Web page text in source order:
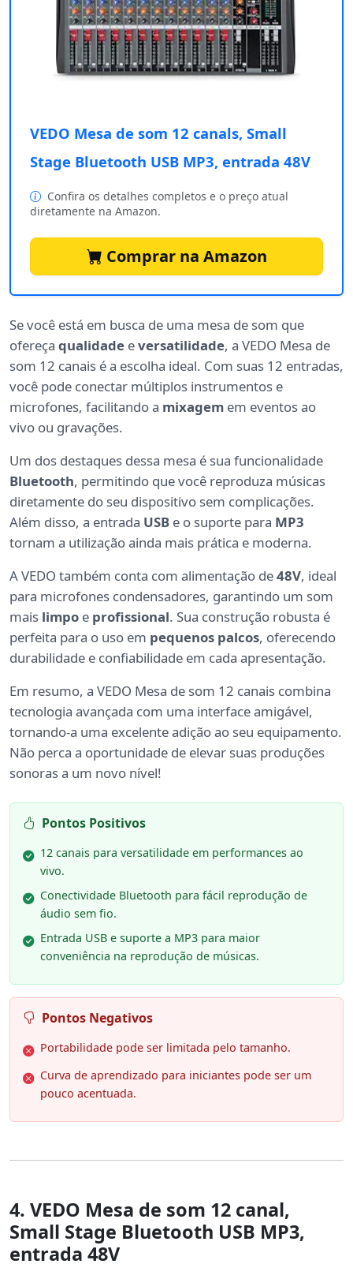
VEDO Mesa de som 12 canals, Small
Stage Bluetooth USB MP3, entrada 48V
Confira os detalhes completos e o preço atual
diretamente na Amazon.
Comprar na Amazon
Se você está em busca de uma mesa de som que
ofereça qualidade eversatilidade, a VEDO Mesa de
som 12 canais é a escolha ideal. Com suas 12 entradas,
você pode conectar múltiplos instrumentos e
microfones, facilitando a mixagem em eventos ao
vivo ou gravações.
Um dos destaques dessa mesa é sua funcionalidade
Bluetooth, permitindo que você reproduza músicas
diretamente do seu dispositivo sem complicações.
Além disso, a entrada USB e o suporte para MP3
tornam a utilização ainda mais prática e moderna.
A VEDO também conta com alimentação de48V, ideal
para microfones condensadores, garantindo um som
mais limpo e profissional. Sua construção robusta é
perfeita para o uso em pequenos palcos, oferecendo
durabilidade e confiabilidade em cada apresentação.
Em resumo, a VEDO Mesa de som 12 canais combina
tecnologia avançada com uma interface amigável,
tornando-a uma excelente adição ao seu equipamento.
Não perca a oportunidade de elevar suas produções
sonoras a um novo nível!
Pontos Positivos
12 canais para versatilidade em performances ao
vivo.
Conectividade Bluetooth para fácil reprodução de
áudio sem fio.
Entrada USB e suporte a MP3 para maior
conveniência na reprodução de músicas.
Pontos Negativos
Portabilidade pode ser limitada pelo tamanho.
Curva de aprendizado para iniciantes pode ser um
pouco acentuada.
4. VEDO Mesa de som 12 canal,
Small Stage Bluetooth USB MP3,
entrada 48V